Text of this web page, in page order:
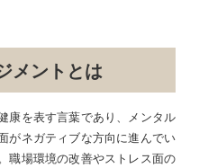
メントとは
康を表す言葉であり、メンタル
がネガティブな方向に進んでい
職場環境の改善やストレス面の